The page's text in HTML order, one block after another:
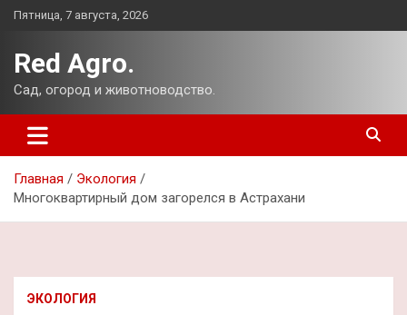
Перейти
Пятница, 7 августа, 2026
Red Agro.
Сад, огород и животноводство.
Главная
Экология
Многоквартирный дом загорелся в Астрахани
ЭКОЛОГИЯ